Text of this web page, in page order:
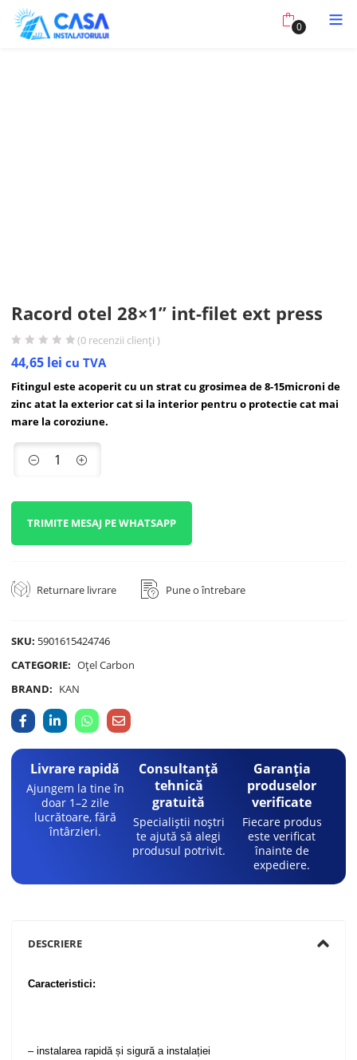
0
Racord otel 28×1” int-filet ext press
(0 recenzii clienți )
44,65 lei cu TVA
Fitingul este acoperit cu un strat cu grosimea de 8-15microni de
zinc atat la exterior cat si la interior pentru o protectie cat mai
mare la coroziune.
TRIMITE MESAJ PE WHATSAPP
Returnare livrare Pune o întrebare
SKU: 5901615424746
CATEGORIE: Oțel Carbon
BRAND: KAN
Livrare rapidă
Ajungem la tine în
doar 1–2 zile
lucrătoare, fără
întârzieri.
Consultanță
tehnică
gratuită
Specialiștii noștri
te ajută să alegi
produsul potrivit.
Garanția
produselor
verificate
Fiecare produs
este verificat
înainte de
expediere.
DESCRIERE
Caracteristici:
– instalarea rapidă și sigură a instalației